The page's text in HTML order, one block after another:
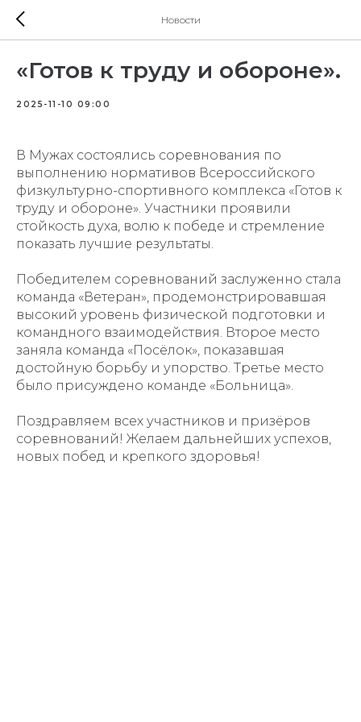
Новости
«Готов к труду и обороне».
2025-11-10 09:00
В Мужах состоялись соревнования по
выполнению нормативов Всероссийского
физкультурно-спортивного комплекса «Готов к
труду и обороне». Участники проявили
стойкость духа, волю к победе и стремление
показать лучшие результаты.
Победителем соревнований заслуженно стала
команда «Ветеран», продемонстрировавшая
высокий уровень физической подготовки и
командного взаимодействия. Второе место
заняла команда «Посёлок», показавшая
достойную борьбу и упорство. Третье место
было присуждено команде «Больница».
Поздравляем всех участников и призёров
соревнований! Желаем дальнейших успехов,
новых побед и крепкого здоровья!